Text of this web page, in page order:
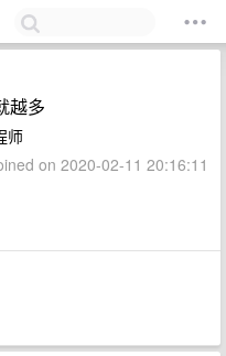
越多
师
on 2020-02-11 20:16:11